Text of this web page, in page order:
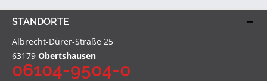
STANDORTE
Albrecht-Dürer-Straße 25
63179 Obertshausen
06104-9504-0